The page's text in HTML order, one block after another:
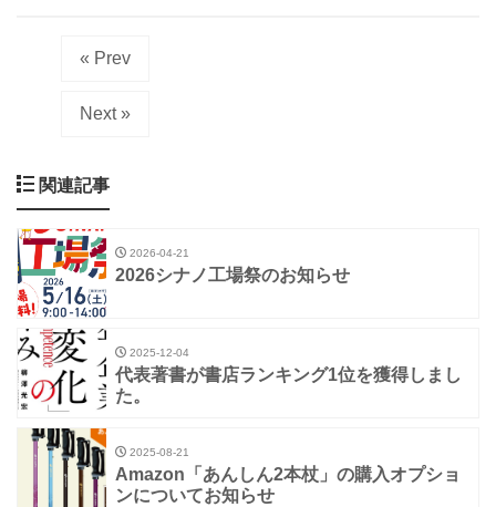
« Prev
Next »
関連記事
2026-04-21
2026シナノ工場祭のお知らせ
2025-12-04
代表著書が書店ランキング1位を獲得しまし
た。
2025-08-21
Amazon「あんしん2本杖」の購入オプショ
ンについてお知らせ